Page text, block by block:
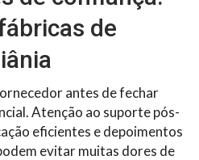
de
antes de fechar
Atenção ao suporte pós-
eficientes e depoimentos
evitar muitas dores de